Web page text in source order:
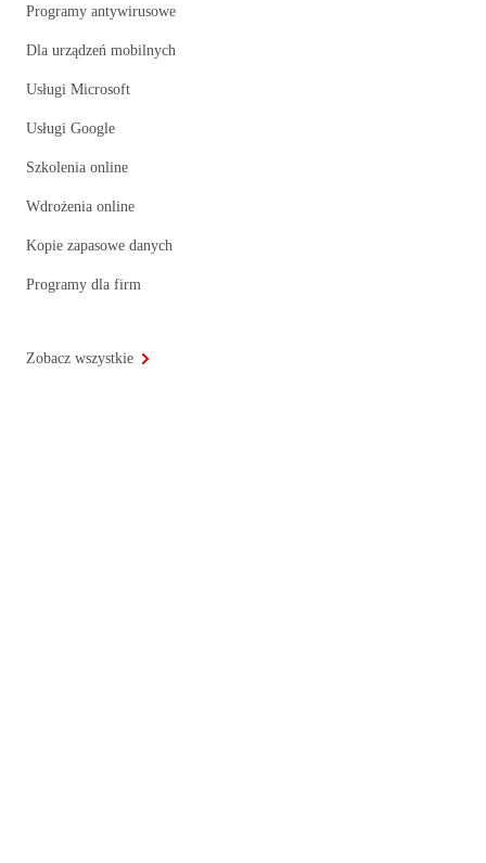
Programy antywirusowe
Dla urządzeń mobilnych
Usługi Microsoft
Usługi Google
Szkolenia online
Wdrożenia online
Kopie zapasowe danych
Programy dla firm
Zobacz wszystkie